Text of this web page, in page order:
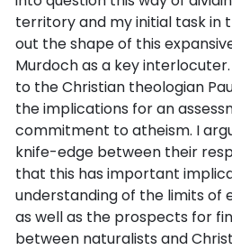
territory and my initial task in
out the shape of this
Murdoch as a key
to the Christian theologian
the implications for an
commitment to atheism. I
knife-edge between their
that this has important
understanding of the limits of
as well as the prospects for
between naturalists and